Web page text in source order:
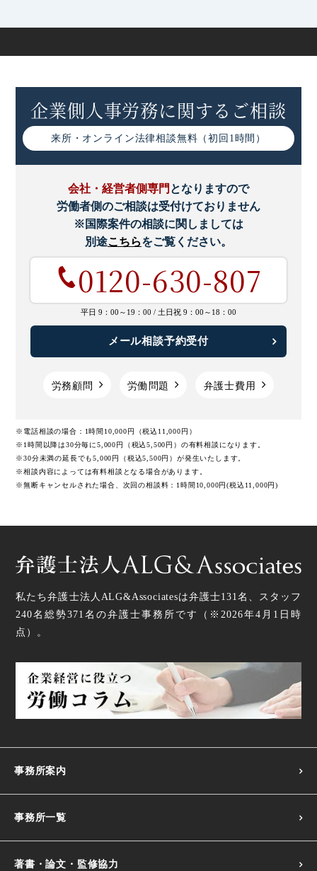
企業側人事労務に関するご相談
来所・オンライン法律相談無料（初回1時間）
会社・経営者側専門 となりますので
労働者側のご相談は受付けておりません
※国際案件の相談に関しましては
別途こちらをご覧ください。
0120-630-807
平日 9：00～19：00 / 土日祝 9：00～18：00
メール相談予約受付
労務顧問 労働問題 弁護士費用
※電話相談の場合：1時間10,000円（税込11,000円）
※1時間以降は30分毎に5,000円（税込5,500円）の有料相談になります。
※30分未満の延長でも5,000円（税込5,500円）が発生いたします。
※相談内容によっては有料相談となる場合があります。
※無断キャンセルされた場合、次回の相談料：1時間10,000円(税込11,000円)
私たち弁護士法人ALG&Associatesは弁護士131 名、スタッフ
240名総勢371 名の弁護士事務所です（ ※2026年4月1日時
点 ）。
事務所案内
事務所一覧
著書・論文・監修協力